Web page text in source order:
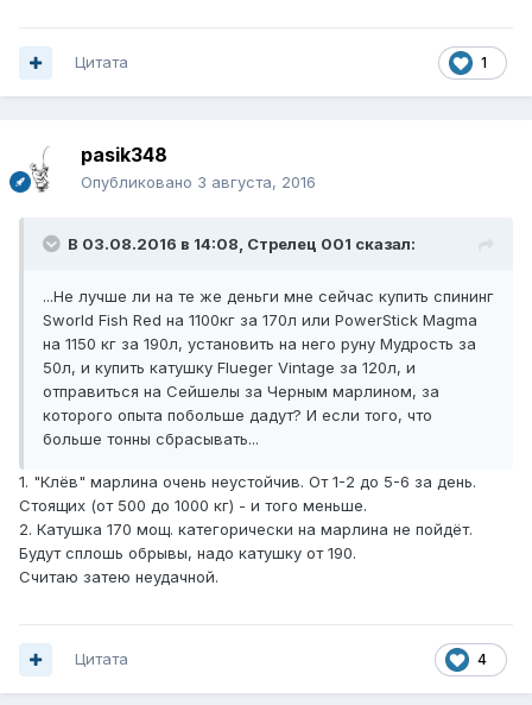
1
Цитата
pasik348
Опубликовано 3 августа, 2016
В 03.08.2016 в 14:08, Стрелец 001 сказал:
...Не лучше ли на те же деньги мне сейчас купить спининг
Sworld Fish Red на 1100кг за 170л или PowerStick Magma
на 1150 кг за 190л, установить на него руну Мудрость за
50л, и купить катушку Flueger Vintage за 120л, и
отправиться на Сейшелы за Черным марлином, за
которого опыта побольше дадут? И если того, что
больше тонны сбрасывать...
1. "Клёв" марлина очень неустойчив. От 1-2 до 5-6 за день.
Стоящих (от 500 до 1000 кг) - и того меньше.
2. Катушка 170 мощ. категорически на марлина не пойдёт.
Будут сплошь обрывы, надо катушку от 190.
Считаю затею неудачной.
4
Цитата